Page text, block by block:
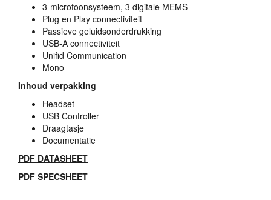
3-microfoonsysteem, 3 digitale MEMS
Plug en Play connectiviteit
Passieve geluidsonderdrukking
USB-A connectiviteit
Unifid Communication
Mono
Inhoud verpakking
Headset
USB Controller
Draagtasje
Documentatie
PDF DATASHEET
PDF SPECSHEET